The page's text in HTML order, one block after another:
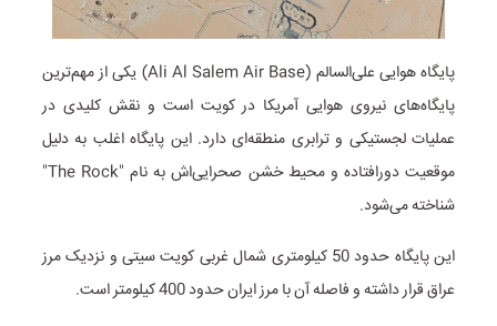
پایگاه هوایی علی‌السالم (Ali Al Salem Air Base) یکی از مهم‌ترین
پایگاه‌های نیروی هوایی آمریکا در کویت است و نقش کلیدی در
عملیات لجستیکی و ترابری منطقه‌ای دارد. این پایگاه اغلب به دلیل
موقعیت دورافتاده و محیط خشن صحرایی‌اش به نام "The Rock"
شناخته می‌شود.
این پایگاه حدود 50 کیلومتری شمال غربی کویت سیتی و نزدیک مرز
عراق قرار داشته و فاصله آن با مرز ایران حدود 400 کیلومتر است.